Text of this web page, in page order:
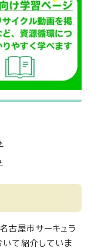
古屋市サーキュラ
いて紹介していま